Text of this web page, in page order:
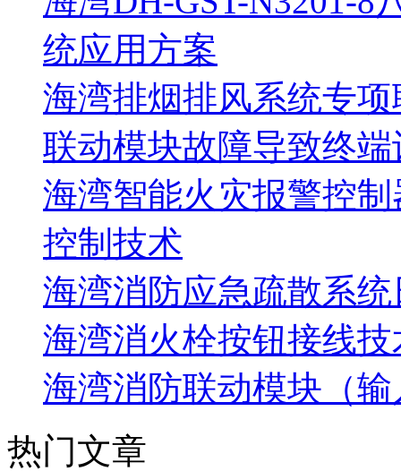
统应用方案
海湾排烟排风系统专
联动模块故障导致终
海湾智能火灾报警控
控制技术
海湾消防应急疏散系
海湾消火栓按钮接线
海湾消防联动模块（
热门文章